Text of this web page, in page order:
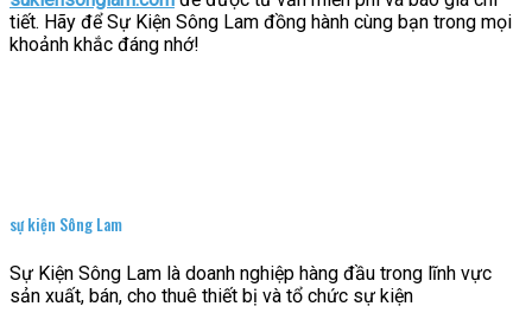
tiết. Hãy để Sự Kiện Sông Lam đồng hành cùng bạn trong mọi
khoảnh khắc đáng nhớ!
sự kiện Sông Lam
Sự Kiện Sông Lam là doanh nghiệp hàng đầu trong lĩnh vực
sản xuất, bán, cho thuê thiết bị và tổ chức sự kiện